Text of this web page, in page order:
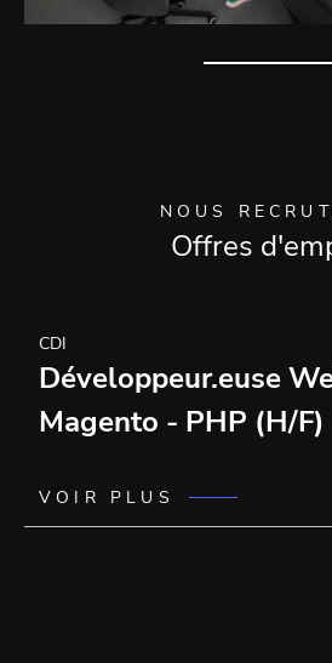
NOUS
Offres
CDI
Développeur.euse
Magento - PHP (H/F)
VOIR PLUS